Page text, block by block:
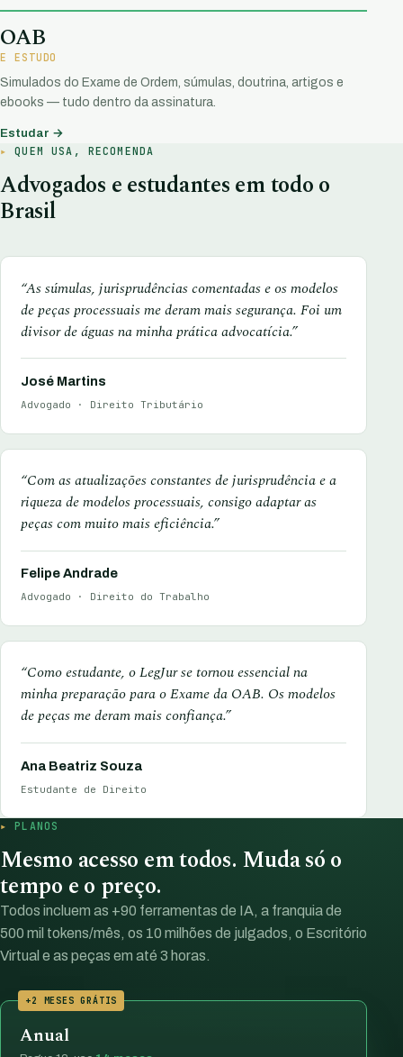
OAB
E ESTUDO
Simulados do Exame de Ordem, súmulas, doutrina, artigos e
ebooks — tudo dentro da assinatura.
Estudar →
QUEM USA, RECOMENDA
Advogados e estudantes em todo o
Brasil
“As súmulas, jurisprudências comentadas e os modelos
de peças processuais me deram mais segurança. Foi um
divisor de águas na minha prática advocatícia.”
José Martins
Advogado · Direito Tributário
“Com as atualizações constantes de jurisprudência e a
riqueza de modelos processuais, consigo adaptar as
peças com muito mais eficiência.”
Felipe Andrade
Advogado · Direito do Trabalho
“Como estudante, o LegJur se tornou essencial na
minha preparação para o Exame da OAB. Os modelos
de peças me deram mais confiança.”
Ana Beatriz Souza
Estudante de Direito
PLANOS
Mesmo acesso em todos. Muda só o
tempo e o preço.
Todos incluem as +90 ferramentas de IA, a franquia de
500 mil tokens/mês, os 10 milhões de julgados, o Escritório
Virtual e as peças em até 3 horas.
+2 MESES GRÁTIS
Anual